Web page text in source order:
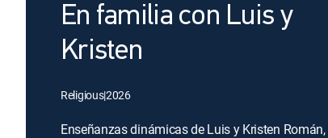
En familia con Luis y
Kristen
Religious|2026
Enseñanzas dinámicas de Luis y Kristen Román,